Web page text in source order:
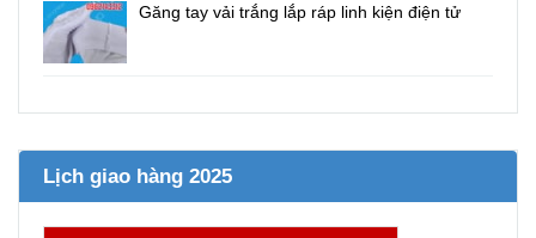
Găng tay vải trắng lắp ráp linh kiện điện tử
Lịch giao hàng 2025